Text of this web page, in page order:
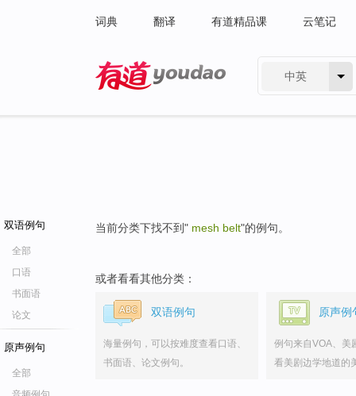
词典 翻译 有道精品课 云笔记
中英
双语例句
全部
口语
书面语
论文
原声例句
全部
当前分类下找不到" mesh belt"的例句。
或者看看其他分类：
双语例句
海量例句，可以按难度查看口语、
书面语、论文例句。
原声例
例句来自VOA、美
看美剧边学地道的